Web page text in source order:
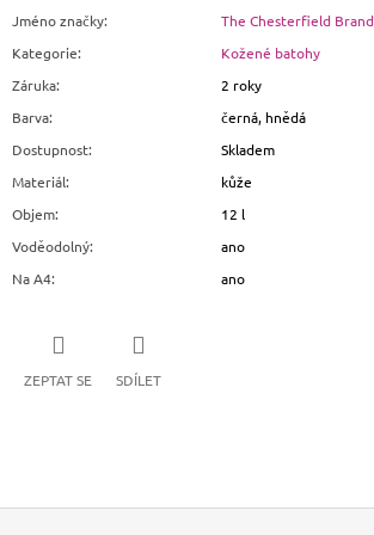
Jméno značky:
The Chesterfield Brand
Kategorie:
Kožené batohy
Záruka:
2 roky
Barva:
černá, hnědá
Dostupnost:
Skladem
Materiál:
kůže
Objem:
12 l
Voděodolný:
ano
Na A4: ano
ZEPTAT SE SDÍLET